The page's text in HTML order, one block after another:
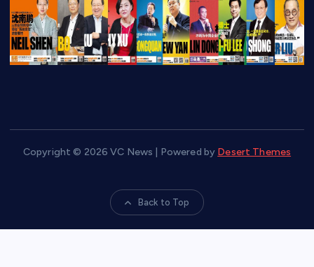
Copyright © 2026 VC News | Powered by Desert Themes
Back to Top